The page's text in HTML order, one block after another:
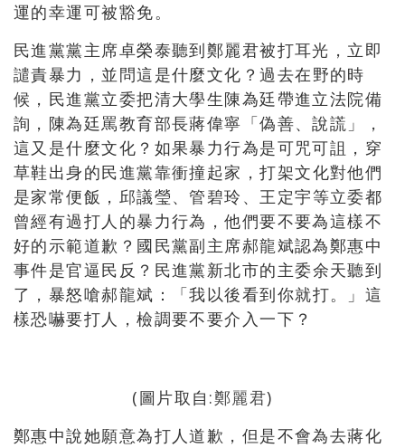
運的幸運可被豁免。
民進黨黨主席卓榮泰聽到鄭麗君被打耳光 ， 立即
譴責暴力 ， 並問這是什麼文化 ？過去在野的時
候，民進黨立委把清大學生陳為廷帶進立法院備
詢，陳為廷罵教育部長蔣偉寧「偽善、說謊」，
這又是什麼文化？ 如果暴力行為是可咒可詛 ， 穿
草鞋出身的民進黨靠衝撞起家 ，打架文化對他們
是家常便飯 ， 邱議瑩、管碧玲 、王定宇等立委都
曾經有過打人的暴力行為 ，他們要不要為這樣不
好的示範道歉 ？ 國民黨副主席郝龍斌認為鄭惠中
事件是官逼民反 ？ 民進黨新北市的主委余天聽到
了 ， 暴怒嗆郝龍斌 ：「我以後看到你就打。」 這
樣恐嚇要打人 ，檢調要不要介入一下 ？
(圖片取自:鄭麗君)
鄭惠中說她願意為打人道歉 ， 但是不會為去蔣化